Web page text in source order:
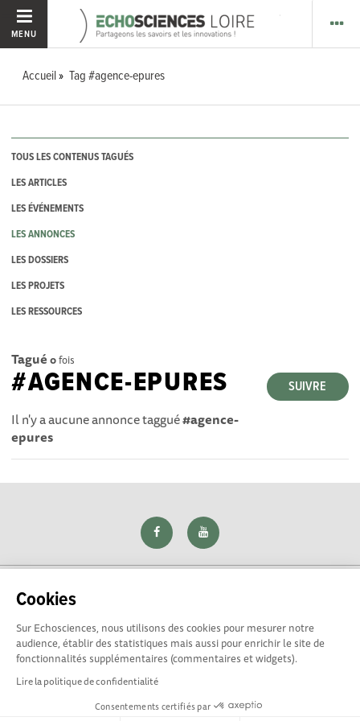
Cookies
Sur Echosciences, nous utilisons des cookies pour mesurer notre
audience, établir des statistiques mais aussi pour enrichir le site de
fonctionnalités supplémentaires (commentaires et widgets).
Lire la politique de confidentialité
Consentements certifiés par
MENU
Accueil Tag #agence-epures
TOUS LES CONTENUS TAGUÉS
LES ARTICLES
LES ÉVÉNEMENTS
LES ANNONCES
LES DOSSIERS
LES PROJETS
LES RESSOURCES
Tagué 0fois
SUIVRE
#AGENCE-EPURES
Il n'y a aucune annonce taggué#agence-
epures
Explorer, s’exprimer, rentrer en contact : Echosciences Loire
est le réseau social des amateurs de sciences et de
technologies du territoire. Propulsé parLa Rotonde
Mentions légales|Politique de confidentialité